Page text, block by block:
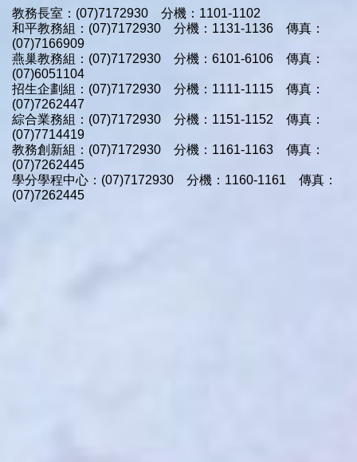
教務長室：(07)7172930 分機：1101-1102
和平教務組：(07)7172930 分機：1131-1136 傳真：
(07)7166909
燕巢教務組：(07)7172930 分機：6101-6106 傳真：
(07)6051104
招生企劃組：(07)7172930 分機：1111-1115 傳真：
(07)7262447
綜合業務組：(07)7172930 分機：1151-1152 傳真：
(07)7714419
教務創新組：(07)7172930 分機：1161-1163 傳真：
(07)7262445
學分學程中心：(07)7172930 分機：1160-1161 傳真：
(07)7262445